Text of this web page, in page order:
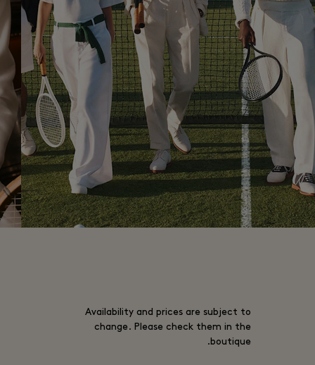
Availability and prices are subject to
change. Please check them in the
boutique.